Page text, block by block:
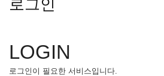
로그인
LOGIN
로그인이 필요한 서비스입니다.